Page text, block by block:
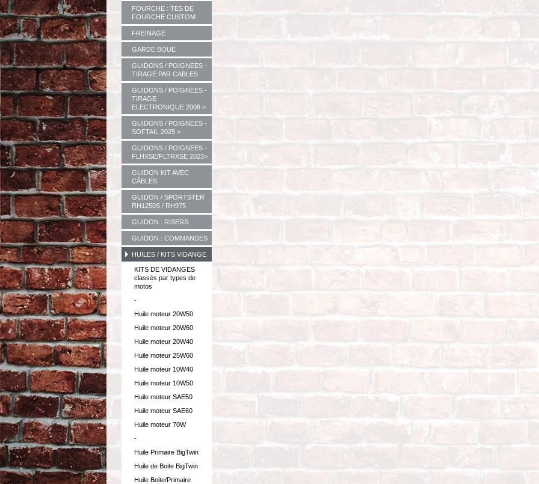
FOURCHE : TES DE
FOURCHE CUSTOM
FREINAGE
GARDE BOUE
GUIDONS / POIGNEES -
TIRAGE PAR CABLES
GUIDONS / POIGNEES -
TIRAGE
ELECTRONIQUE 2008 >
GUIDONS / POIGNEES -
SOFTAIL 2025 >
GUIDONS / POIGNEES -
FLHXSE/FLTRXSE 2023>
GUIDON KIT AVEC
CÂBLES
GUIDON / SPORTSTER
RH1250S / RH975
GUIDON : RISERS
GUIDON : COMMANDES
HUILES / KITS VIDANGE
KITS DE VIDANGES
classés par types de
motos
-
Huile moteur 20W50
Huile moteur 20W60
Huile moteur 20W40
Huile moteur 25W60
Huile moteur 10W40
Huile moteur 10W50
Huile moteur SAE50
Huile moteur SAE60
Huile moteur 70W
-
Huile Primaire BigTwin
Huile de Boite BigTwin
Huile Boite/Primaire